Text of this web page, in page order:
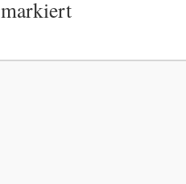
markiert